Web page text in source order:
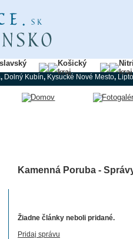
Košický
kraj
kraj
, Dolný Kubín, Kysucké Nové Mesto,
Kamenná Poruba -
Žiadne články neboli pridané.
Pridaj správu